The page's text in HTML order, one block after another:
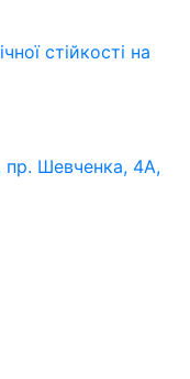
стійкості на
пр. Шевченка, 4А,